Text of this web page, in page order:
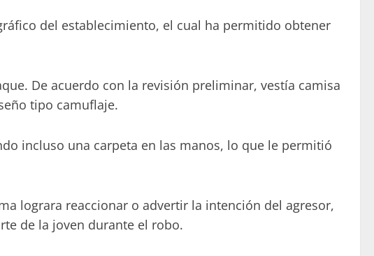
del establecimiento, el cual ha permitido obtener
De acuerdo con la revisión preliminar, vestía camisa
tipo camuflaje.
incluso una carpeta en las manos, lo que le permitió
lograra reaccionar o advertir la intención del agresor,
de la joven durante el robo.